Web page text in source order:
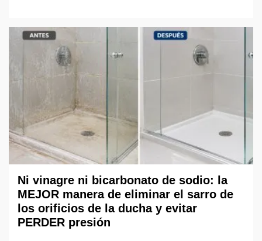
Ni vinagre ni bicarbonato de sodio: la
MEJOR manera de eliminar el sarro de
los orificios de la ducha y evitar
PERDER presión